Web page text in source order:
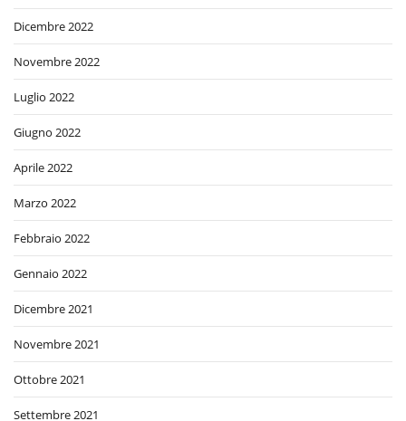
Dicembre 2022
Novembre 2022
Luglio 2022
Giugno 2022
Aprile 2022
Marzo 2022
Febbraio 2022
Gennaio 2022
Dicembre 2021
Novembre 2021
Ottobre 2021
Settembre 2021